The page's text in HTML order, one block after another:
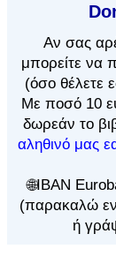
Αν σας
μπορείτε να
(όσο θέλετε
Με ποσό 10
δωρεάν το
αληθινό μας
🌐IBAN
(παρακαλώ
ή